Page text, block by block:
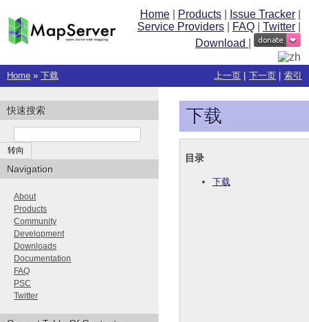
Home Products Issue Tracker
Service Providers
FAQ Twitter
Download
索引
下一页
上一页
Home » 下载
下载
目录
下载
快速搜索
Navigation
About
Products
Community
Development
Downloads
Documentation
FAQ
PSC
Twitter